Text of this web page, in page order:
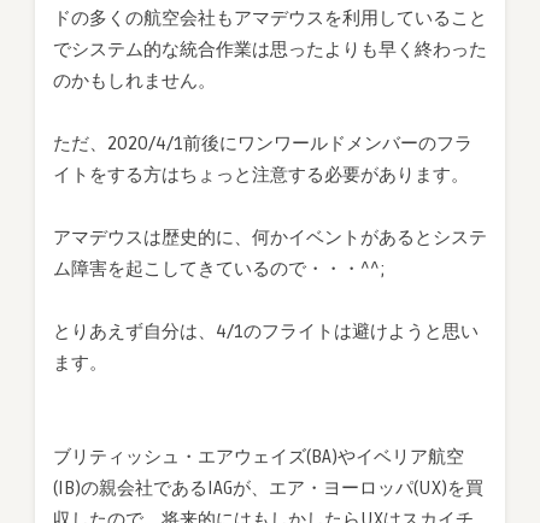
ドの多くの航空会社もアマデウスを利用していること
でシステム的な統合作業は思ったよりも早く終わった
のかもしれません。
ただ、2020/4/1前後にワンワールドメンバーのフラ
イトをする方はちょっと注意する必要があります。
アマデウスは歴史的に、何かイベントがあるとシステ
ム障害を起こしてきているので・・・^^;
とりあえず自分は、4/1のフライトは避けようと思い
ます。
ブリティッシュ・エアウェイズ(BA)やイベリア航空
(IB)の親会社であるIAGが、エア・ヨーロッパ(UX)を買